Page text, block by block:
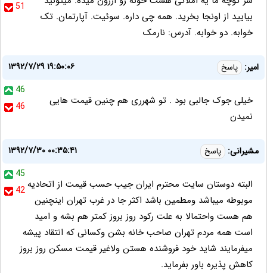
51
بیایید از اونجا بخرید. همه چی داره. سوئیت. آپارتمان. تک
خوابه. دو خوابه. آدرس: نارمک
امیر: پاسخ
۱۳۹۲/۷/۲۹ ۱۹:۵۰:۰۶
46
46
خیلی جوک جالبی بود . تو شهرری هم چنین قیمت هایی
نمیدن
مشیرانی: پاسخ
۱۳۹۲/۷/۳۰ ۰۰:۳۵:۴۱
45
42البته دوستان سایت محترم ایران جیب حسب قیمت از اتحادیه
موبوطه میباشد ومطمین باشد اکثر جا در غرب تهران اینچنین
هم هست واحتمالا به علت رکود روز بروز کمتر هم بشه و امید
است همه مردم تهران صاحب خانه بشن وکسانی که انتقاد پیشه
میفرمایند شاید خود فروشنده هستن ولاغیر قیمت مسکن روز بروز
کاهش پذیره باور بفرماید.